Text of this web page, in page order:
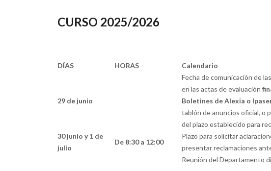
CURSO 2025/2026
DÍAS HORAS Calendario
29 de junio
Fecha de comunicación de
en las actas de evaluación
Boletines de Alexia o
tablón de anuncios oficial, o
del plazo establecido para
30 junio y 1 de
julio
De 8:30 a 12:00
Plazo para solicitar
presentar reclamaciones
Reunión del Departamento